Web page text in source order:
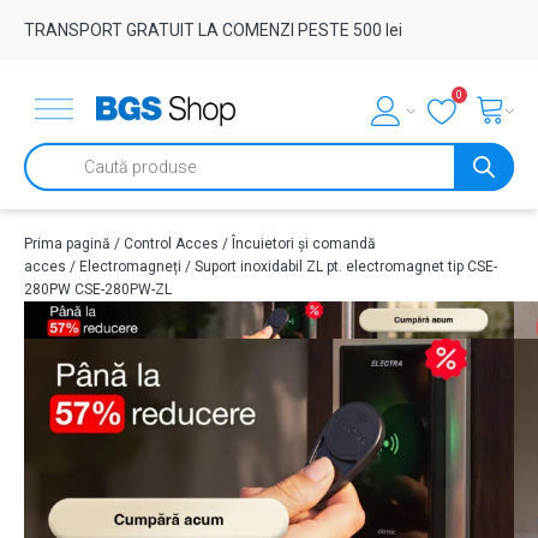
TRANSPORT GRATUIT LA COMENZI PESTE 500 lei
0
Products
search
Prima pagină / Control Acces / Încuietori și comandă
acces / Electromagneți / Suport inoxidabil ZL pt. electromagnet tip CSE-
280PW CSE-280PW-ZL